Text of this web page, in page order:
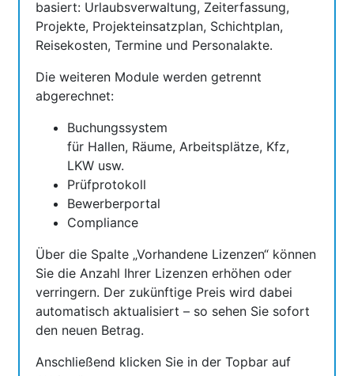
basiert: Urlaubsverwaltung, Zeiterfassung,
Projekte, Projekteinsatzplan, Schichtplan,
Reisekosten, Termine und Personalakte.
Die weiteren Module werden getrennt
abgerechnet:
Buchungssystem
für Hallen, Räume, Arbeitsplätze, Kfz,
LKW usw.
Prüfprotokoll
Bewerberportal
Compliance
Über die Spalte „Vorhandene Lizenzen“ können
Sie die Anzahl Ihrer Lizenzen erhöhen oder
verringern. Der zukünftige Preis wird dabei
automatisch aktualisiert – so sehen Sie sofort
den neuen Betrag.
Anschließend klicken Sie in der Topbar auf